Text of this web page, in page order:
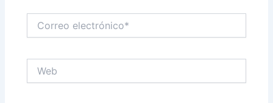
electrónico*